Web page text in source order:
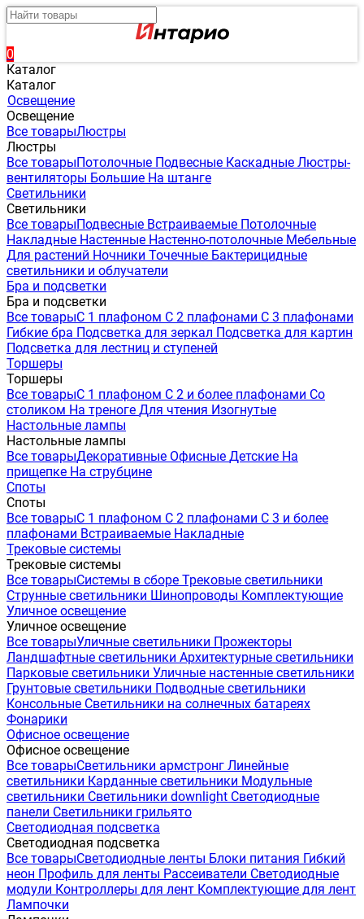
0
Каталог
Каталог
Освещение
Освещение
Все товарыЛюстры
Люстры
Все товарыПотолочные Подвесные Каскадные Люстры-
вентиляторы Большие На штанге
Светильники
Светильники
Все товарыПодвесные Встраиваемые Потолочные
Накладные Настенные Настенно-потолочные Мебельные
Для растений Ночники Точечные Бактерицидные
светильники и облучатели
Бра и подсветки
Бра и подсветки
Все товарыС 1 плафоном С 2 плафонами С 3 плафонами
Гибкие бра Подсветка для зеркал Подсветка для картин
Подсветка для лестниц и ступеней
Торшеры
Торшеры
Все товарыС 1 плафоном С 2 и более плафонами Со
столиком На треноге Для чтения Изогнутые
Настольные лампы
Настольные лампы
Все товарыДекоративные Офисные Детские На
прищепке На струбцине
Споты
Споты
Все товарыС 1 плафоном С 2 плафонами С 3 и более
плафонами Встраиваемые Накладные
Трековые системы
Трековые системы
Все товарыСистемы в сборе Трековые светильники
Струнные светильники Шинопроводы Комплектующие
Уличное освещение
Уличное освещение
Все товарыУличные светильники Прожекторы
Ландшафтные светильники Архитектурные светильники
Парковые светильники Уличные настенные светильники
Грунтовые светильники Подводные светильники
Консольные Светильники на солнечных батареях
Фонарики
Офисное освещение
Офисное освещение
Все товарыСветильники армстронг Линейные
светильники Карданные светильники Модульные
светильники Светильники downlight Светодиодные
панели Светильники грильято
Светодиодная подсветка
Светодиодная подсветка
Все товарыСветодиодные ленты Блоки питания Гибкий
неон Профиль для ленты Рассеиватели Светодиодные
модули Контроллеры для лент Комплектующие для лент
Лампочки